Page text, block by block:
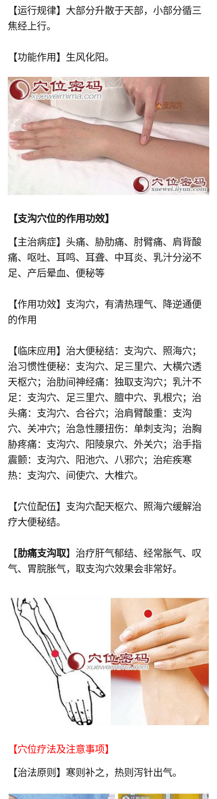
【运行规律】大部分升散于天部，小部分循三
焦经上行。
【功能作用】生风化阳。
【支沟穴位的作用功效】
【主治病症】头痛、胁肋痛、肘臂痛、肩背酸
痛、呕吐、耳鸣、耳聋、中耳炎、乳汁分泌不
足、产后晕血、便秘等
【作用功效】支沟穴，有清热理气、降逆通便
的作用
【临床应用】治大便秘结：支沟穴、 照海穴；
治习惯性便秘：支沟穴、 足三里穴、 大横穴透
天枢穴；治肋间神经痛：独取支沟穴；乳汁不
足：支沟穴、 足三里穴、 膻中穴、 乳根穴；治
头痛：支沟穴、 合谷穴；治肩臂酸重：支沟
穴、 关冲穴；治急性腰扭伤：单刺支沟；治胸
胁疼痛：支沟穴、
阳陵泉穴、 外关穴；治手指
震颤：支沟穴、
阳池穴、 八邪穴；治疟疾寒
热：支沟穴、 间使穴、 大椎穴。
【穴位配伍】支沟穴配天枢穴、 照海穴缓解治
疗大便秘结。
【肋痛支沟取】治疗肝气郁结、经常胀气、叹
气、胃脘胀气，取支沟穴效果会非常好。
【穴位疗法及注意事项】
【治法原则】寒则补之，热则泻针出气。